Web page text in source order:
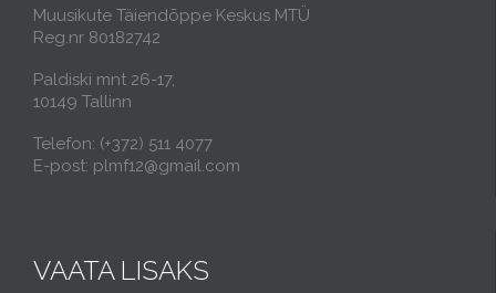
Muusikute Täiendõppe Keskus MTÜ
Reg.nr 80182742
Paldiski mnt 26-17,
10149 Tallinn
Telefon: (+372) 511 4077
E-post: plmf12@gmail.com
VAATA LISAKS